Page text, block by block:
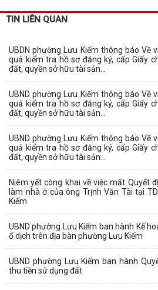
TIN LIÊN QUAN
UBDN phường Lưu Kiếm thông báo Về
quả kiểm tra hồ sơ đăng ký, cấp Giấy
đất, quyền sở hữu tài sản...
UBND phường Lưu Kiếm thông báo Về
quả kiểm tra hồ sơ đăng ký, cấp Giấy
đất, quyền sở hữu tài sản...
UBND phường Lưu Kiếm thông báo Về
quả kiểm tra hồ sơ đăng ký, cấp Giấy
đất, quyền sở hữu tài sản...
Niêm yết công khai về việc mất Quyết
làm nhà ở của ông Trịnh Văn Tài tại
Kiếm
UBND phường Lưu Kiếm ban hành Kế
ổ dịch trên địa bàn phường Lưu Kiếm
UBND phường Lưu Kiếm ban hành
thu tiền sử dụng đất